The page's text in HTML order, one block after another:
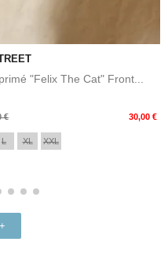
"Felix The Cat" Front...
€ 30,00 €
L XL XXL